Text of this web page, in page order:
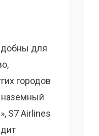
для
городов
S7 Airlines